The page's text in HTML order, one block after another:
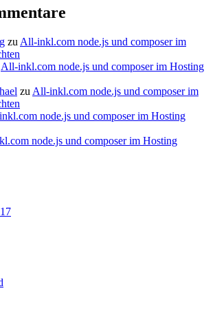
zu All-inkl.com node.js und composer im
All-inkl.com node.js und composer im Hosting
zu All-inkl.com node.js und composer im
node.js und composer im Hosting
node.js und composer im Hosting